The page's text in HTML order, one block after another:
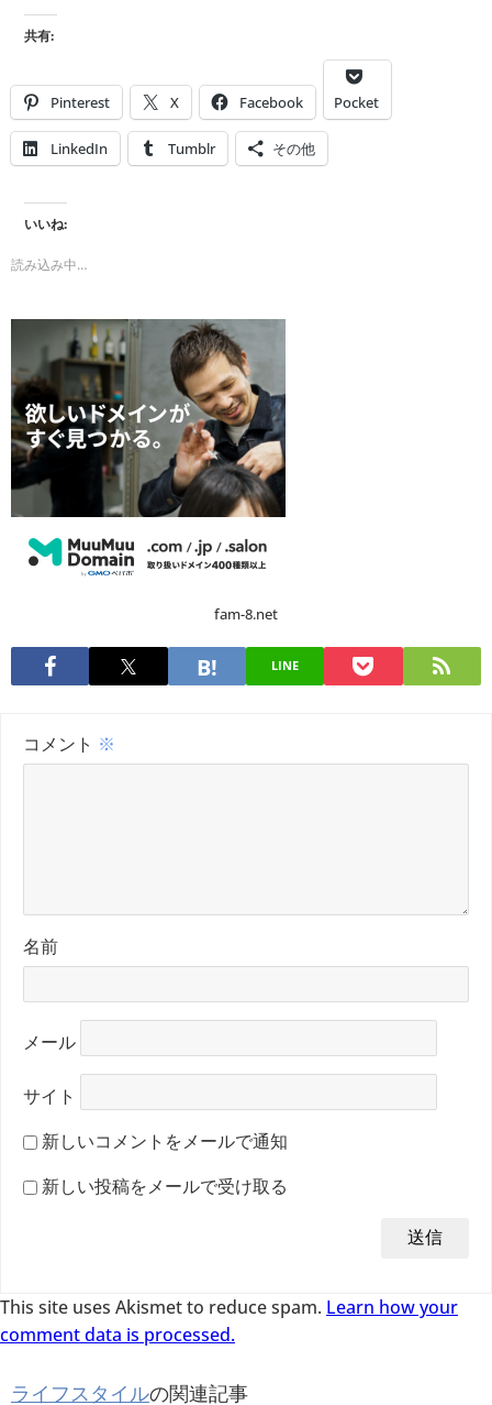
共有:
Pinterest X Facebook Pocket
LinkedIn Tumblr その他
いいね:
読み込み中…
fam-8.net
LINE
コメント ※
名前
メール
サイト
新しいコメントをメールで通知
新しい投稿をメールで受け取る
This site uses Akismet to reduce spam. Learn how your
comment data is processed.
ライフスタイルの関連記事